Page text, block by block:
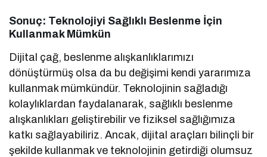
Sonuç: Teknolojiyi Sağlıklı Beslenme İçin
Kullanmak Mümkün
Dijital çağ, beslenme alışkanlıklarımızı
dönüştürmüş olsa da bu değişimi kendi yararımıza
kullanmak mümkündür. Teknolojinin sağladığı
kolaylıklardan faydalanarak, sağlıklı beslenme
alışkanlıkları geliştirebilir ve fiziksel sağlığımıza
katkı sağlayabiliriz. Ancak, dijital araçları bilinçli bir
şekilde kullanmak ve teknolojinin getirdiği olumsuz